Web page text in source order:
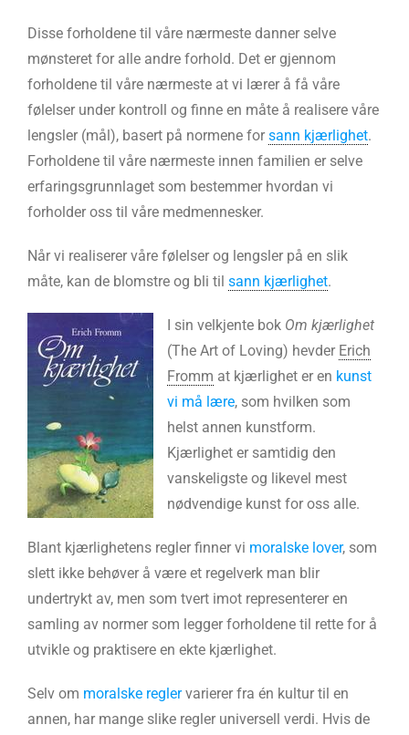
Disse forholdene til våre nærmeste danner selve
mønsteret for alle andre forhold. Det er gjennom
forholdene til våre nærmeste at vi lærer å få våre
følelser under kontroll og finne en måte å realisere våre
lengsler (mål), basert på normene forsann kjærlighet.
Forholdene til våre nærmeste innen familien er selve
erfaringsgrunnlaget som bestemmer hvordan vi
forholder oss til våre medmennesker.
Når vi realiserer våre følelser og lengsler på en slik
måte, kan de blomstre og bli til sann kjærlighet.
I sin velkjente bok Om kjærlighet
(The Art of Loving) hevder Erich
Fromm at kjærlighet er en kunst
vi må lære, som hvilken som
helst annen kunstform.
Kjærlighet er samtidig den
vanskeligste og likevel mest
nødvendige kunst for oss alle.
Blant kjærlighetens regler finner vi moralske lover, som
slett ikke behøver å være et regelverk man blir
undertrykt av, men som tvert imot representerer en
samling av normer som legger forholdene til rette for å
utvikle og praktisere en ekte kjærlighet.
Selv om moralske reglervarierer fra én kultur til en
annen, har mange slike regler universell verdi. Hvis de